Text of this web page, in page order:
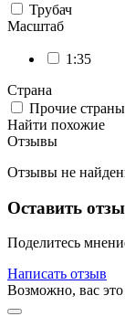
Трубач
Масштаб
1:35
Страна
Прочие страны
Найти похожие
Отзывы
Отзывы не
Оставить
Поделитесь
Написать отзыв
Возможно, вас это